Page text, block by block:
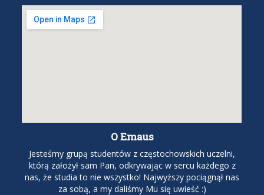
O Emaus
Jesteśmy grupą studentów z częstochowskich uczelni,
którą założył sam Pan, odkrywając w sercu każdego z
nas, że studia to nie wszystko! Najwyższy pociągnął nas
za sobą, a my daliśmy Mu się uwieść :)